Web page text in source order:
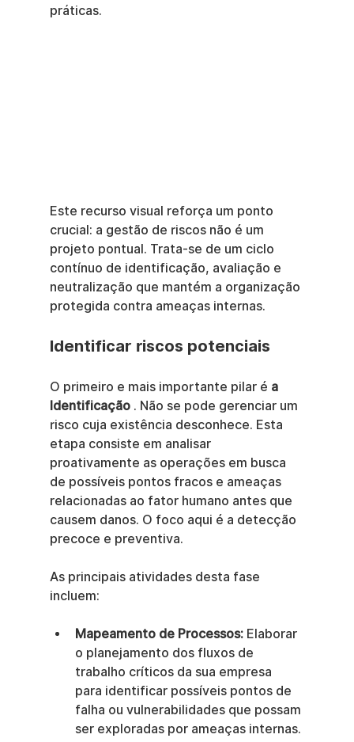
práticas.
Este recurso visual reforça um ponto
crucial: a gestão de riscos não é um
projeto pontual. Trata-se de um ciclo
contínuo de identificação, avaliação e
neutralização que mantém a organização
protegida contra ameaças internas.
Identificar riscos potenciais
O primeiro e mais importante pilar é a
Identificação . Não se pode gerenciar um
risco cuja existência desconhece. Esta
etapa consiste em analisar
proativamente as operações em busca
de possíveis pontos fracos e ameaças
relacionadas ao fator humano antes que
causem danos. O foco aqui é a detecção
precoce e preventiva.
As principais atividades desta fase
incluem:
Mapeamento de Processos: Elaborar
o planejamento dos fluxos de
trabalho críticos da sua empresa
para identificar possíveis pontos de
falha ou vulnerabilidades que possam
ser exploradas por ameaças internas.